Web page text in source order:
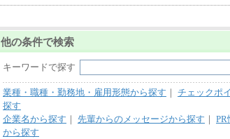
⑥
⑱
⑲
⑳
㉑
㉒
㉓
他の条件で検索
キーワードで探す
業種・職種・勤務地・雇用形態から探す ｜ チェックポ
探す
企業名から探す ｜ 先輩からのメッセージから探す ｜ PR
から探す